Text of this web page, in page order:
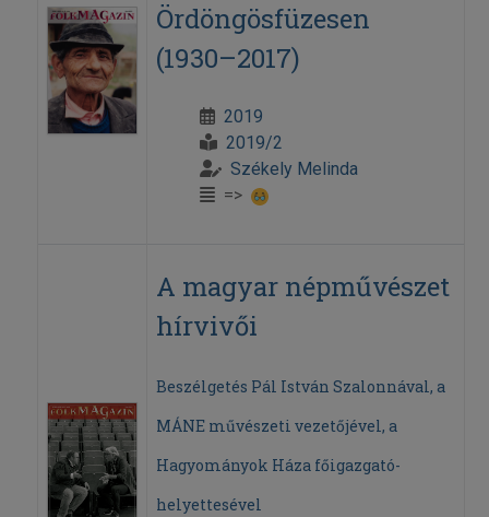
Ördöngösfüzesen
(1930–2017)
2019
2019/2
Székely Melinda
=>
A magyar népművészet
hírvivői
Beszélgetés Pál István Szalonnával, a
MÁNE művészeti vezetőjével, a
Hagyományok Háza főigazgató-
helyettesével